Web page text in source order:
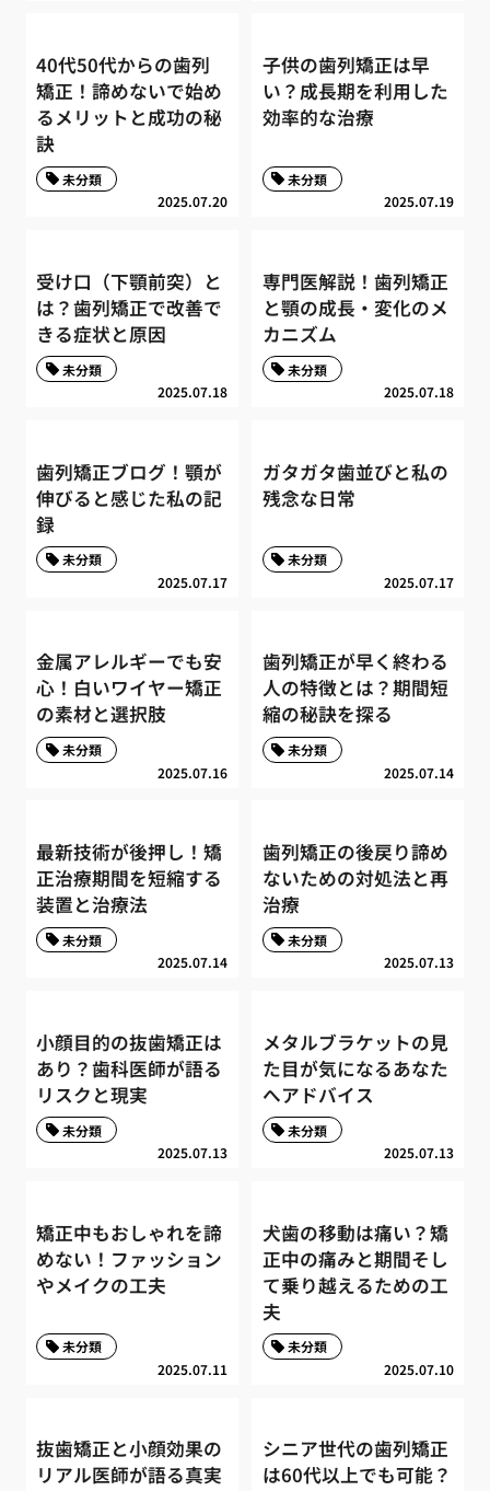
40代50代からの歯列
矯正！諦めないで始め
るメリットと成功の秘
訣
2025.07.20
未分類
子供の歯列矯正は早
い？成長期を利用した
効率的な治療
2025.07.19
未分類
受け口（下顎前突）と
は？歯列矯正で改善で
きる症状と原因
2025.07.18
未分類
専門医解説！歯列矯正
と顎の成長・変化のメ
カニズム
2025.07.18
未分類
歯列矯正ブログ！顎が
伸びると感じた私の記
録
2025.07.17
未分類
ガタガタ歯並びと私の
残念な日常
2025.07.17
未分類
金属アレルギーでも安
心！白いワイヤー矯正
の素材と選択肢
2025.07.16
未分類
歯列矯正が早く終わる
人の特徴とは？期間短
縮の秘訣を探る
2025.07.14
未分類
最新技術が後押し！矯
正治療期間を短縮する
装置と治療法
2025.07.14
未分類
歯列矯正の後戻り諦め
ないための対処法と再
治療
2025.07.13
未分類
小顔目的の抜歯矯正は
あり？歯科医師が語る
リスクと現実
2025.07.13
未分類
メタルブラケットの見
た目が気になるあなた
へアドバイス
2025.07.13
未分類
矯正中もおしゃれを諦
めない！ファッション
やメイクの工夫
2025.07.11
未分類
犬歯の移動は痛い？矯
正中の痛みと期間そし
て乗り越えるための工
夫
2025.07.10
未分類
抜歯矯正と小顔効果の
リアル医師が語る真実
シニア世代の歯列矯正
は60代以上でも可能？